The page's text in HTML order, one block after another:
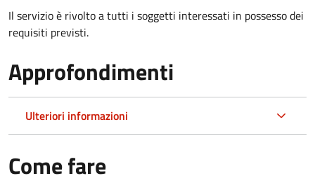
Il servizio è rivolto a tutti i soggetti interessati in possesso dei
requisiti previsti.
Approfondimenti
Ulteriori informazioni
Come fare